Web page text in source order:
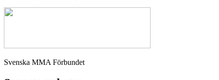
Svenska MMA Förbundet